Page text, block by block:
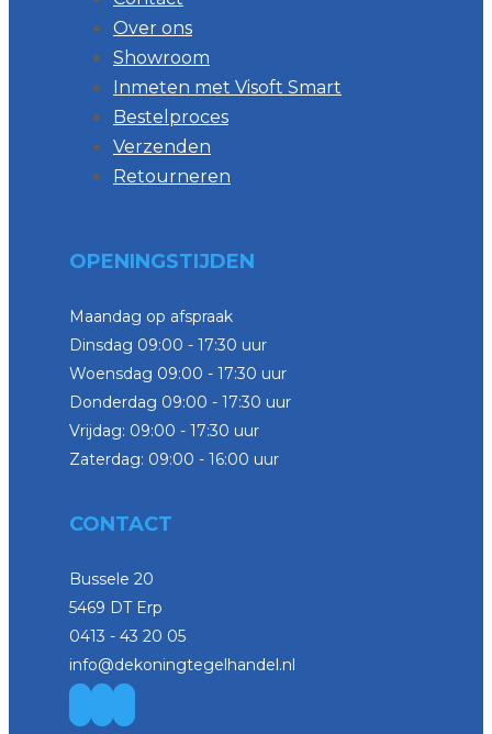
Over ons
Showroom
Inmeten met Visoft Smart
Bestelproces
Verzenden
Retourneren
OPENINGSTIJDEN
Maandag op afspraak
Dinsdag 09:00 - 17:30 uur
Woensdag 09:00 - 17:30 uur
Donderdag 09:00 - 17:30 uur
Vrijdag: 09:00 - 17:30 uur
Zaterdag: 09:00 - 16:00 uur
CONTACT
Bussele 20
5469 DT Erp
0413 - 43 20 05
info@dekoningtegelhandel.nl